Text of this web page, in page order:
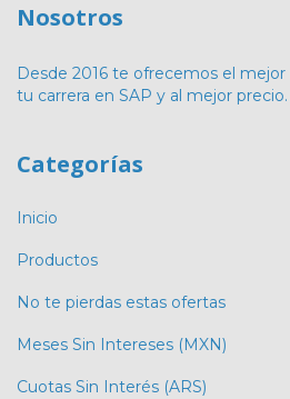
Nosotros
Desde 2016 te ofrecemos el
tu carrera en SAP y al mejor precio.
Categorías
Inicio
Productos
No te pierdas estas ofertas
Meses Sin Intereses (MXN)
Cuotas Sin Interés (ARS)